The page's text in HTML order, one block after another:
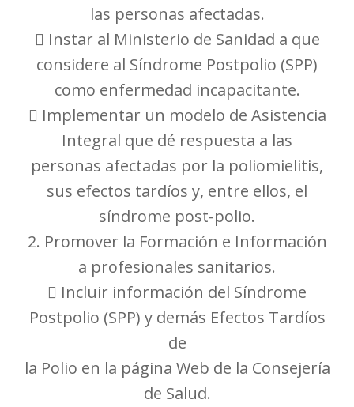
las personas afectadas.
 Instar al Ministerio de Sanidad a que
considere al Síndrome Postpolio (SPP)
como enfermedad incapacitante.
 Implementar un modelo de Asistencia
Integral que dé respuesta a las
personas afectadas por la poliomielitis,
sus efectos tardíos y, entre ellos, el
síndrome post-polio.
2. Promover la Formación e Información
a profesionales sanitarios.
 Incluir información del Síndrome
Postpolio (SPP) y demás Efectos Tardíos
de
la Polio en la página Web de la Consejería
de Salud.